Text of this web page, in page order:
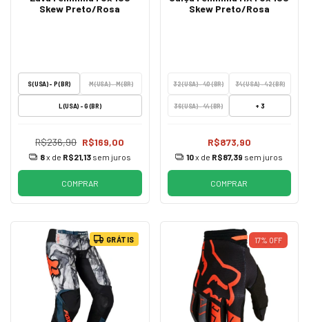
Skew Preto/Rosa
S (USA) - P (BR) M (USA) - M (BR)
L (USA) - G (BR)
R$236,90 R$169,00
8x de R$21,13 sem juros
COMPRAR
Skew Preto/Rosa
32 (USA) - 40 (BR) 34 (USA) - 42 (BR)
36 (USA) - 44 (BR) + 3
R$873,90
10x de R$87,39 sem juros
COMPRAR
GRÁTIS 17% OFF